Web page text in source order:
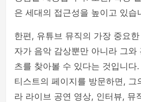
은 세대의 접근성을 높이고 있습
한편, 유튜브 뮤직의 가장 중요
자가 음악 감상뿐만 아니라 그와
츠를 찾아볼 수 있다는 것입니다
티스트의 페이지를 방문하면, 그
라 라이브 공연 영상, 인터뷰, 뮤